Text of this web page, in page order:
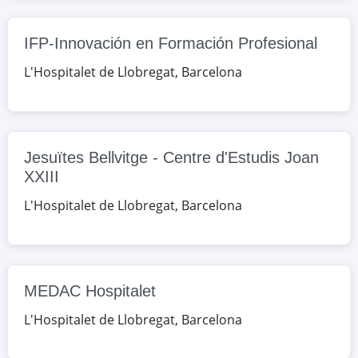
IFP-Innovación en Formación
Profesional
Google Maps
Jesuïtes Bellvitge - Centre d'Estudis
L'Hospitalet de Llobregat, Barcelona,
IFP-Innovación en Formación Profesional
L'Hospitalet de Llobregat, Barcelona
Jesuïtes Bellvitge - Centre d'Estudis Joan
XXIII
L'Hospitalet de Llobregat, Barcelona
MEDAC Hospitalet
L'Hospitalet de Llobregat, Barcelona